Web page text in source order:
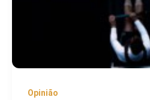
Opinião